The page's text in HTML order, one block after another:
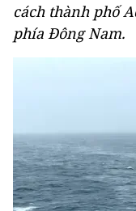
cách thành phố
phía Đông Nam.